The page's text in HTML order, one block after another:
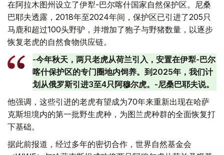
在阿拉木图州设立了伊犁-巴尔喀什国家自然保护区。尼桑
巴耶夫透露，2018年至2024年间，保护区已引进了205只
马鹿和超过100头野驴，并增加了狍子与野猪数量，以逐步
恢复老虎的自然食物供应链。
-今年秋天，两只老虎从荷兰引入，安置在伊犁-巴尔
喀什保护区的专门圈地内饲养。到2025年，我们计
划从俄罗斯引进3至4只阿穆尔虎。-尼桑巴耶夫说。
他强调，这些引进的老虎有望成为70年来重新出现在哈萨
克斯坦境内的第一批野生虎种，为图兰虎种群的全面恢复打
下基础。
据此前报道，经过多年的密切合作，世界自然基金会